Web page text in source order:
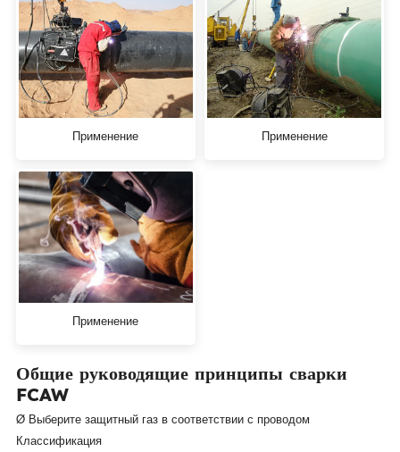
Применение Применение
Применение
Общие руководящие принципы сварки
FCAW
Ø Выберите защитный газ в соответствии с проводом
Классификация